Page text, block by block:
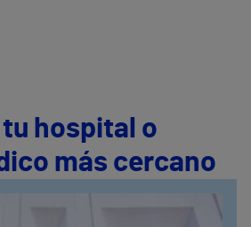
hospital o
más cercano